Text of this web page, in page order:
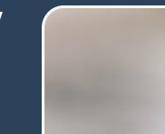
oknie)